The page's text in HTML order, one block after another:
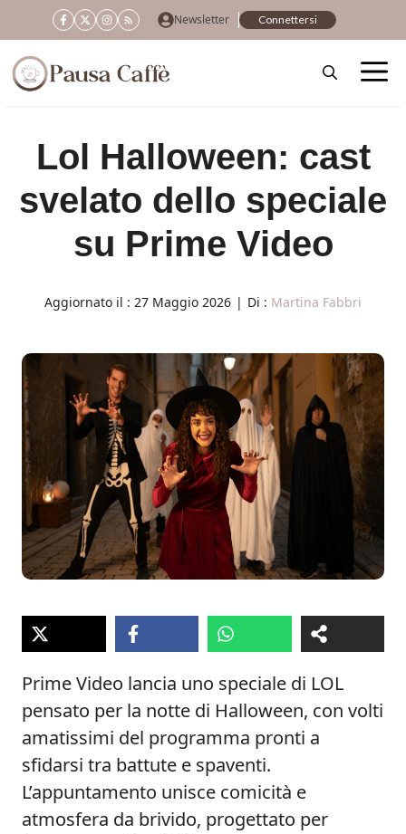
al
contenuto
Newsletter Connettersi
Lol Halloween: cast
svelato dello speciale
su Prime Video
Aggiornato il : 27 Maggio 2026 | Di : Martina Fabbri
Prime Video lancia uno speciale di LOL
pensato per la notte di Halloween, con volti
amatissimi del programma pronti a
sfidarsi tra battute e spaventi.
L’appuntamento unisce comicità e
atmosfera da brivido, progettato per